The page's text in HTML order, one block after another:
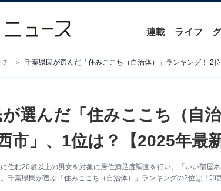
連載 ライフ
チ 千葉県民が選んだ「住みここち（自治体）」ランキング！ 2
選んだ「住みここち（自
市」、1位は？【2025年最新
住む20歳以上の男女を対象に居住満足度調査を行い、「いい部屋
千葉県民が選ぶ「住みここち（自治体）」ランキングの2位は「印